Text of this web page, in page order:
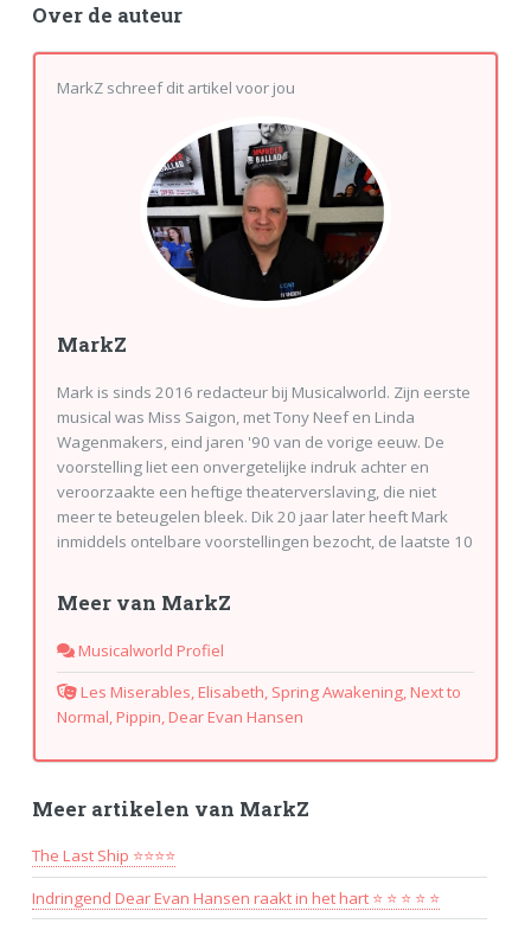
Over de auteur
MarkZ schreef dit artikel voor jou
MarkZ
Mark is sinds 2016 redacteur bij Musicalworld. Zijn eerste
musical was Miss Saigon, met Tony Neef en Linda
Wagenmakers, eind jaren '90 van de vorige eeuw. De
voorstelling liet een onvergetelijke indruk achter en
veroorzaakte een heftige theaterverslaving, die niet
meer te beteugelen bleek. Dik 20 jaar later heeft Mark
inmiddels ontelbare voorstellingen bezocht, de laatste 10
Miserables, die hij in Nederland, Belgie, Duitsland, USA en
Engeland inmiddels al in totaal zo'n 50 keer heeft gezien.
Mark kan echter niet uitsluiten dat dit aantal nog zal
Meer van MarkZ
Musicalworld Profiel
Les Miserables, Elisabeth, Spring Awakening, Next to
Normal, Pippin, Dear Evan Hansen
Meer artikelen van MarkZ
The Last Ship ⭐⭐⭐⭐
Indringend Dear Evan Hansen raakt in het hart ⭐ ⭐ ⭐ ⭐ ⭐